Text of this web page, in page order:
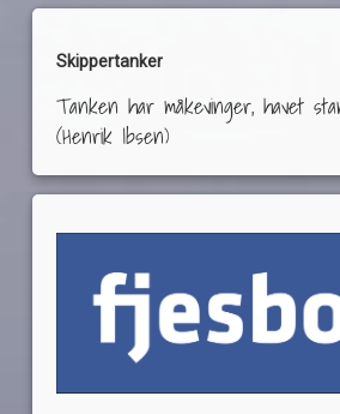
Skippertanker
Tanken har måkevinger, havet
(Henrik Ibsen)